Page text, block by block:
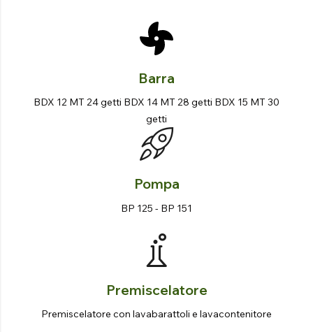
Barra
BDX 12 MT 24 getti BDX 14 MT 28 getti BDX 15 MT 30
getti
Pompa
BP 125 - BP 151
Premiscelatore
Premiscelatore con lavabarattoli e lavacontenitore